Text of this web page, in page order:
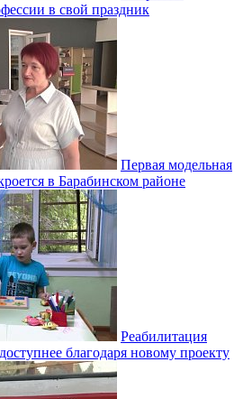
в свой праздник
Первая модельная
в Барабинском районе
Реабилитация
благодаря новому проекту